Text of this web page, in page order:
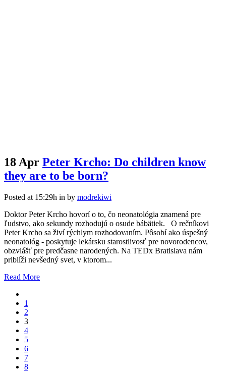
18 Apr Peter Krcho: Do children know
they are to be born?
Posted at 15:29h in by modrekiwi
Doktor Peter Krcho hovorí o to, čo neonatológia znamená pre
ľudstvo, ako sekundy rozhodujú o osude bábätiek. O rečníkovi
Peter Krcho sa živí rýchlym rozhodovaním. Pôsobí ako úspešný
neonatológ - poskytuje lekársku starostlivosť pre novorodencov,
obzvlášť pre predčasne narodených. Na TEDx Bratislava nám
priblíži nevšedný svet, v ktorom...
Read More
1
2
3
4
5
6
7
8